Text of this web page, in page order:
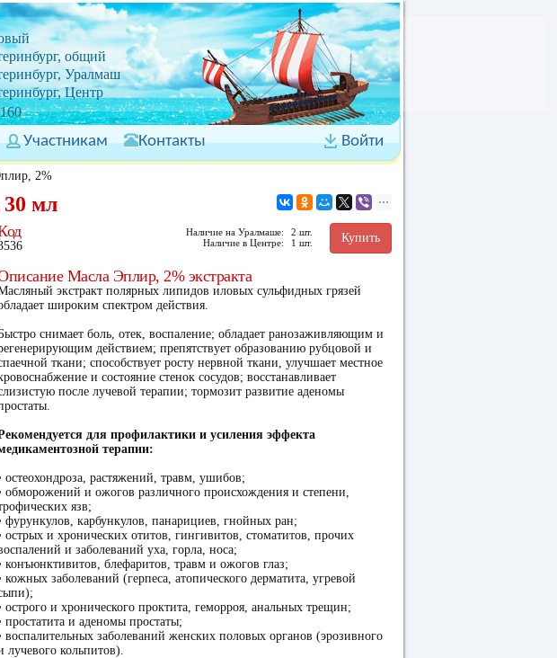
общий
Уралмаш
Центр
Участникам Контакты Войти
2%
мл
Наличие на Уралмаше:
2 шт.
Наличие в Центре:
1 шт. Купить
Масла Эплир, 2% экстракта
экстракт полярных липидов иловых сульфидных грязей
широким спектром действия.
снимает боль, отек, воспаление; обладает ранозаживляющим и
действием; препятствует образованию рубцовой и
ткани; способствует росту нервной ткани, улучшает местное
и состояние стенок сосудов; восстанавливает
после лучевой терапии; тормозит развитие аденомы
для профилактики и усиления эффекта
терапии:
остеохондроза, растяжений, травм, ушибов;
обморожений и ожогов различного происхождения и степени,
язв;
фурункулов, карбункулов, панарициев, гнойных ран;
острых и хронических отитов, гингивитов, стоматитов, прочих
и заболеваний уха, горла, носа;
конъюнктивитов, блефаритов, травм и ожогов глаз;
кожных заболеваний (герпеса, атопического дерматита, угревой
острого и хронического проктита, геморроя, анальных трещин;
простатита и аденомы простаты;
воспалительных заболеваний женских половых органов (эрозивного
лучевого кольпитов).